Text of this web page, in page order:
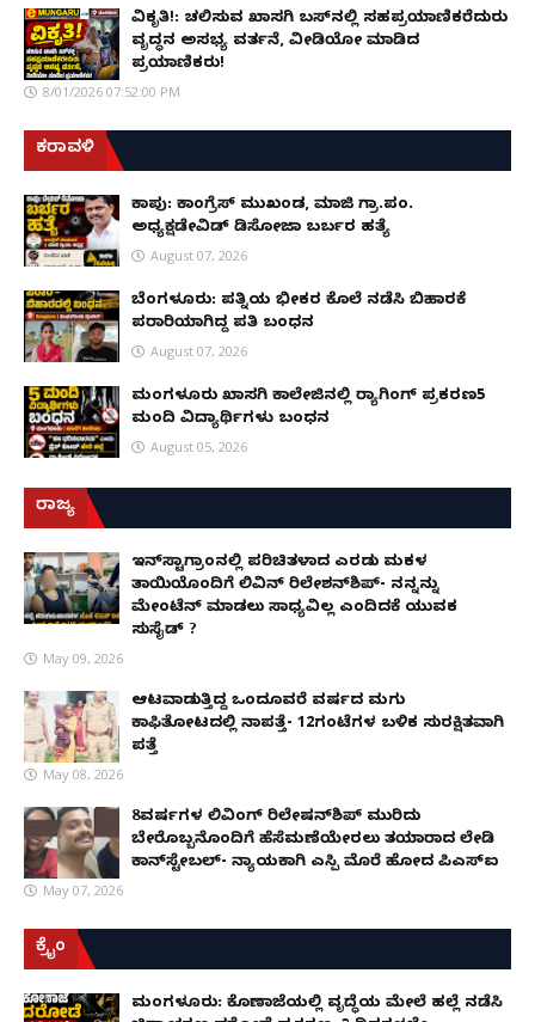
ವಿಕೃತಿ!: ಚಲಿಸುವ ಖಾಸಗಿ ಬಸ್‌ನಲ್ಲಿ ಸಹಪ್ರಯಾಣಿಕರೆದುರು
ವೃದ್ಧನ ಅಸಭ್ಯ ವರ್ತನೆ, ವೀಡಿಯೋ ಮಾಡಿದ
ಪ್ರಯಾಣಿಕರು!
8/01/2026 07:52:00 PM
ಕರಾವಳಿ
ಕಾಪು: ಕಾಂಗ್ರೆಸ್ ಮುಖಂಡ, ಮಾಜಿ ಗ್ರಾ.ಪಂ.
ಅಧ್ಯಕ್ಷಡೇವಿಡ್ ಡಿಸೋಜಾ ಬರ್ಬರ ಹತ್ಯೆ
August 07, 2026
ಬೆಂಗಳೂರು: ಪತ್ನಿಯ ಭೀಕರ ಕೊಲೆ ನಡೆಸಿ ಬಿಹಾರಕ್ಕೆ
ಪರಾರಿಯಾಗಿದ್ದ ಪತಿ ಬಂಧನ
August 07, 2026
ಮಂಗಳೂರು ಖಾಸಗಿ ಕಾಲೇಜಿನಲ್ಲಿ ರ‌್ಯಾಗಿಂಗ್ ಪ್ರಕರಣ5
ಮಂದಿ ವಿದ್ಯಾರ್ಥಿಗಳು ಬಂಧನ
August 05, 2026
ರಾಜ್ಯ
ಇನ್​ಸ್ಟಾಗ್ರಾಂನಲ್ಲಿ ಪರಿಚಿತಳಾದ ಎರಡು ಮಕ್ಕಳ
ತಾಯಿಯೊಂದಿಗೆ ಲಿವಿನ್ ರಿಲೇಶನ್​ಶಿಪ್- ನನ್ನನ್ನು
ಮೇಂಟೆನ್ ಮಾಡಲು ಸಾಧ್ಯವಿಲ್ಲ ಎಂದಿದಕ್ಕೆ ಯುವಕ
ಸುಸೈಡ್ ?
May 09, 2026
ಆಟವಾಡುತ್ತಿದ್ದ ಒಂದೂವರೆ ವರ್ಷದ ಮಗು
ಕಾಫಿತೋಟದಲ್ಲಿ ನಾಪತ್ತೆ- 12ಗಂಟೆಗಳ ಬಳಿಕ ಸುರಕ್ಷಿತವಾಗಿ
ಪತ್ತೆ
May 08, 2026
8ವರ್ಷಗಳ ಲಿವಿಂಗ್‌ ರಿಲೇಷನ್‌ಶಿಪ್ ಮುರಿದು
ಬೇರೊಬ್ಬನೊಂದಿಗೆ ಹೆಸೆಮಣೆಯೇರಲು ತಯಾರಾದ ಲೇಡಿ
ಕಾನ್‌ಸ್ಟೇಬಲ್- ನ್ಯಾಯಕ್ಕಾಗಿ ಎಸ್ಪಿ ಮೊರೆ ಹೋದ ಪಿಎಸ್ಐ
May 07, 2026
ಕ್ರೈಂ
ಮಂಗಳೂರು: ಕೊಣಾಜೆಯಲ್ಲಿ ವೃದ್ಧೆಯ ಮೇಲೆ ಹಲ್ಲೆ ನಡೆಸಿ